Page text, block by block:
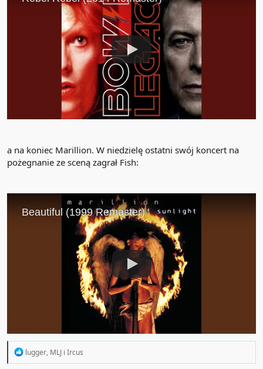
a na koniec Marillion. W niedzielę ostatni swój koncert na
pożegnanie ze sceną zagrał Fish:
Rlugger, MLJ i Ircus